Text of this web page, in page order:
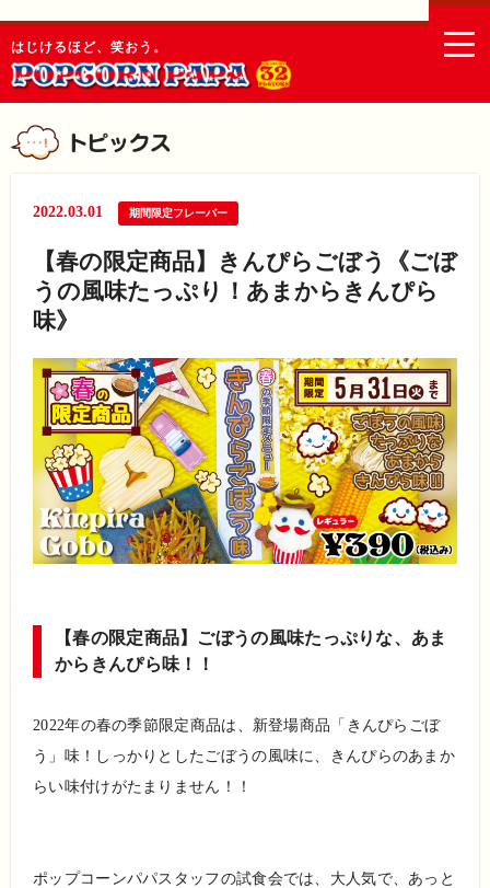
はじけるほど、笑おう。
2022.03.01 期間限定フレーバー
【春の限定商品】きんぴらごぼう《ごぼ
うの風味たっぷり！あまからきんぴら
味》
【春の限定商品】ごぼうの風味たっぷりな、あま
からきんぴら味！！
2022年の春の季節限定商品は、新登場商品「きんぴらごぼ
う」味！しっかりとしたごぼうの風味に、きんぴらのあまか
らい味付けがたまりません！！
ポップコーンパパスタッフの試食会では、大人気で、あっと